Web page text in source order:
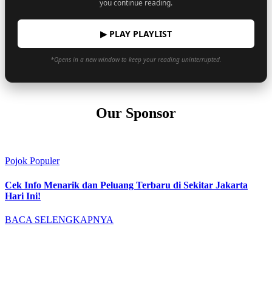
you continue reading.
▶ PLAY PLAYLIST
*Opens in a new window to keep your reading uninterrupted.
Our Sponsor
Pojok Populer
Cek Info Menarik dan Peluang Terbaru di Sekitar Jakarta
Hari Ini!
BACA SELENGKAPNYA